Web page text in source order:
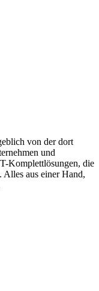
von der dort
und
Komplettlösungen, die
Alles aus einer Hand,